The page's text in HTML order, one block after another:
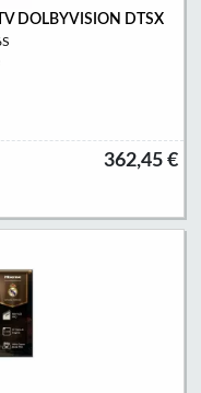
DOLBYVISION DTSX
362,45 €